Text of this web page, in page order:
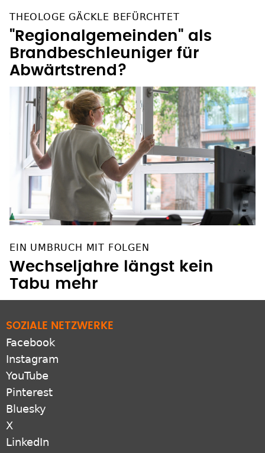
"Regionalgemeinden" als
Brandbeschleuniger für
Abwärtstrend?
Wechseljahre längst kein
Tabu mehr
Facebook
Instagram
YouTube
Pinterest
Bluesky
X
LinkedIn